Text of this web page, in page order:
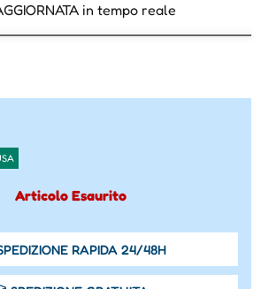
in tempo reale
Articolo Esaurito
RAPIDA 24/48H